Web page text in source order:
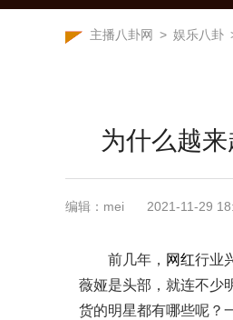
主播八卦网 > 娱乐八卦
为什么越
编辑：mei 2021-11-29
前几年， 网红行业
薇娅是头部，就连不少
货的明星都有哪些呢？